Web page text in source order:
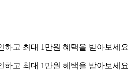
하고 최대 1만원 혜택을 받아보세요
하고 최대 1만원 혜택을 받아보세요